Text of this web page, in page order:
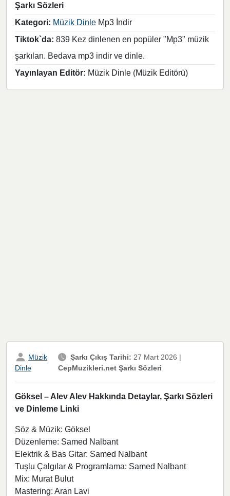
Şarkı Sözleri
Kategori: Müzik Dinle Mp3 İndir
Tiktok`da: 839 Kez dinlenen en popüler "Mp3" müzik
şarkıları. Bedava mp3 indir ve dinle.
Yayınlayan Editör: Müzik Dinle (Müzik Editörü)
Müzik
Dinle
Şarkı Çıkış Tarihi: 27 Mart 2026 |
CepMuzikleri.net Şarkı Sözleri
Göksel – Alev Alev Hakkında Detaylar, Şarkı Sözleri
ve Dinleme Linki
Söz & Müzik: Göksel
Düzenleme: Samed Nalbant
Elektrik & Bas Gitar: Samed Nalbant
Tuşlu Çalgılar & Programlama: Samed Nalbant
Mix: Murat Bulut
Mastering: Aran Lavi